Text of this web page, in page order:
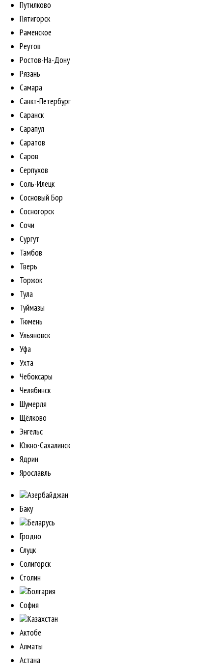
Путилково
Пятигорск
Раменское
Реутов
Ростов-На-Дону
Рязань
Самара
Санкт-Петербург
Саранск
Сарапул
Саратов
Саров
Серпухов
Соль-Илецк
Сосновый Бор
Сосногорск
Сочи
Сургут
Тамбов
Тверь
Торжок
Тула
Туймазы
Тюмень
Ульяновск
Уфа
Ухта
Чебоксары
Челябинск
Шумерля
Щёлково
Энгельс
Южно-Сахалинск
Ядрин
Ярославль
Азербайджан
Баку
Беларусь
Гродно
Слуцк
Солигорск
Столин
Болгария
София
Казахстан
Актобе
Алматы
Астана